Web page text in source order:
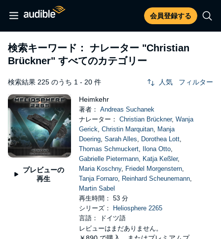
会員登録する
検索キーワード： ナレーター "Christian
Brückner" すべてのカテゴリー
検索結果 225 のうち 1 - 20 件 人気 フィルター
プレビューの
再生
Heimkehr
著者： Andreas Suchanek
ナレーター： Christian Brückner, Wanja
Gerick, Christin Marquitan, Manja
Doering, Sarah Alles, Dorothea Lott,
Thomas Schmuckert, Ilona Otto,
Gabrielle Pietermann, Katja Keßler,
Maria Koschny, Friedel Morgenstern,
Tanja Fornaro, Reinhard Scheunemann,
Martin Sabel
再生時間： 53 分
シリーズ：
Heliosphere 2265
言語： ドイツ語
レビューはまだありません。